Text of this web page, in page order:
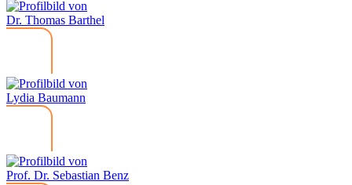
Dr. Thomas Barthel
Lydia Baumann
Prof. Dr. Sebastian Benz